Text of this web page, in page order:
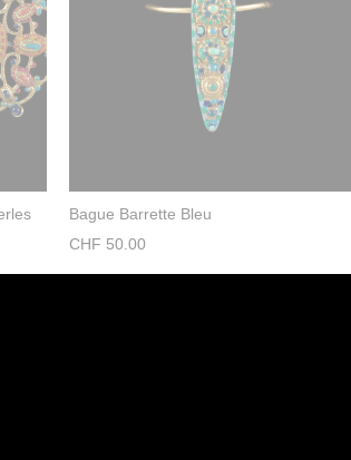
Bague Barrette Bleu
CHF 50.00